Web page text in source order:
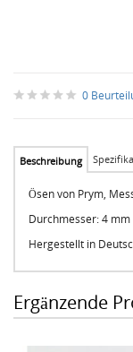
0
Beschreibung
Ösen von Prym,
Durchmesser: 4 mm
Hergestellt in
Ergänzende